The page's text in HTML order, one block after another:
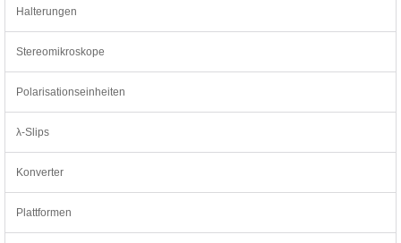
Halterungen
Stereomikroskope
Polarisationseinheiten
λ-Slips
Konverter
Plattformen